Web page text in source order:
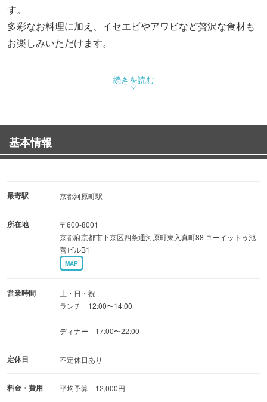
す。
多彩なお料理に加え、イセエビやアワビなど贅沢な食材も
お楽しみいただけます。
記念日には、事前のご予約で「HappyBirthday」
「HappyAnniversary」など、お好きなメッセージを添えた
12/24・25日はChristmasコースのみのご案内となります。
りますのでご確認ください。
【お問合せ】
メールアドレス
[grow.kyoto@gmail.com](mailto:grow.kyoto@gmail.com)
にご連絡ください。
075-256-2291
続きを読む
基本情報
最寄駅 京都河原町駅
所在地
〒600-8001
京都府京都市下京区四条通河原町東入真町88 ユーイットゥ池
善ビルB1
MAP
営業時間
土・日・祝
ランチ 12:00〜14:00
ディナー 17:00〜22:00
定休日 不定休日あり
料金・費用 平均予算 12,000円